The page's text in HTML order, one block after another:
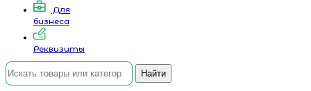
Для
бизнеса
Реквизиты
Найти